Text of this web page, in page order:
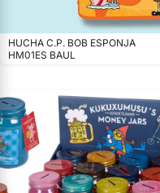
HUCHA C.P. BOB ESPONJA
HM01ES BAUL